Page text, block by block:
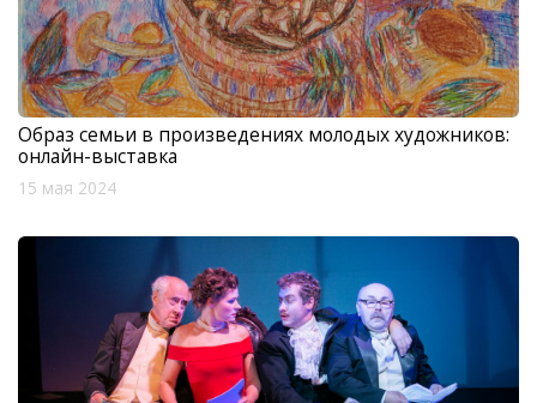
Образ семьи в произведениях молодых художников:
онлайн-выставка
15 мая 2024